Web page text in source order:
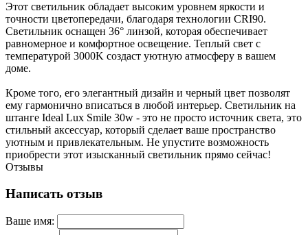
Этот светильник обладает высоким уровнем яркости и
точности цветопередачи, благодаря технологии CRI90.
Светильник оснащен 36° линзой, которая обеспечивает
равномерное и комфортное освещение. Теплый свет с
температурой 3000K создаст уютную атмосферу в вашем
доме.
Кроме того, его элегантный дизайн и черный цвет позволят
ему гармонично вписаться в любой интерьер. Светильник на
штанге Ideal Lux Smile 30w - это не просто источник света, это
стильный аксессуар, который сделает ваше пространство
уютным и привлекательным. Не упустите возможность
приобрести этот изысканный светильник прямо сейчас!
Отзывы
Написать отзыв
Ваше имя: